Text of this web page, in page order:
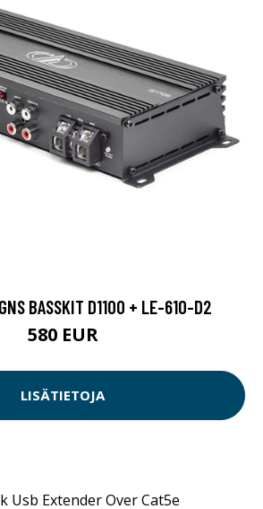
BASSKIT D1100 + LE-610-D2
580 EUR
LISÄTIETOJA